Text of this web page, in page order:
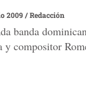
2009/Redacción
banda
y compositor